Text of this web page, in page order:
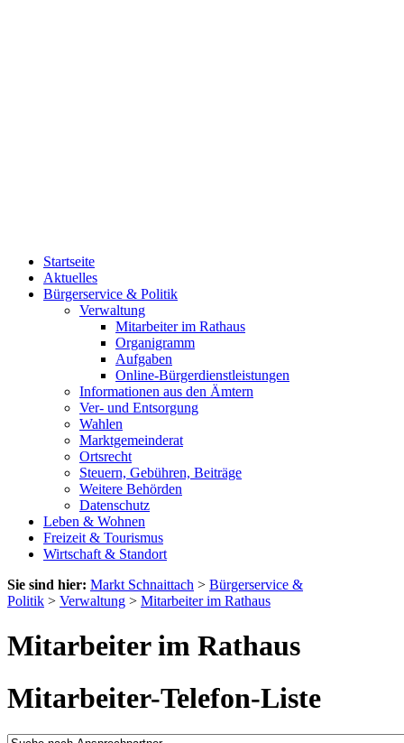
Startseite
Aktuelles
Bürgerservice & Politik
Verwaltung
Mitarbeiter im Rathaus
Organigramm
Aufgaben
Online-Bürgerdienstleistungen
Informationen aus den Ämtern
Ver- und Entsorgung
Wahlen
Marktgemeinderat
Ortsrecht
Steuern, Gebühren, Beiträge
Weitere Behörden
Datenschutz
Leben & Wohnen
Freizeit & Tourismus
Wirtschaft & Standort
Sie sind hier: Markt Schnaittach > Bürgerservice &
Politik > Verwaltung > Mitarbeiter im Rathaus
Mitarbeiter im Rathaus
Mitarbeiter-Telefon-Liste